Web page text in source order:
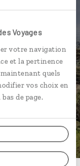
Voyages
votre navigation
et la pertinence
quels
vos choix en
de page.